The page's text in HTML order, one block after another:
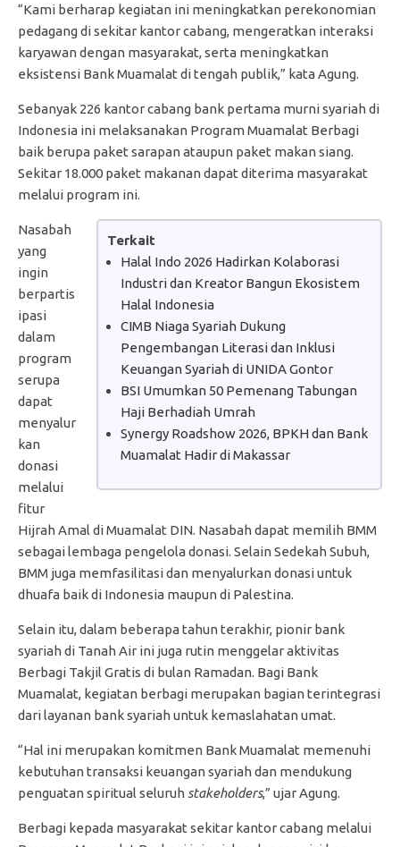
“Kami berharap kegiatan ini meningkatkan perekonomian
pedagang di sekitar kantor cabang, mengeratkan interaksi
karyawan dengan masyarakat, serta meningkatkan
eksistensi Bank Muamalat di tengah publik,” kata Agung.
Sebanyak 226 kantor cabang bank pertama murni syariah di
Indonesia ini melaksanakan Program Muamalat Berbagi
baik berupa paket sarapan ataupun paket makan siang.
Sekitar 18.000 paket makanan dapat diterima masyarakat
melalui program ini.
Terkait
Halal Indo 2026 Hadirkan Kolaborasi
Industri dan Kreator Bangun Ekosistem
Halal Indonesia
CIMB Niaga Syariah Dukung
Pengembangan Literasi dan Inklusi
Keuangan Syariah di UNIDA Gontor
BSI Umumkan 50 Pemenang Tabungan
Haji Berhadiah Umrah
Synergy Roadshow 2026, BPKH dan Bank
Muamalat Hadir di Makassar
Nasabah
yang
ingin
berpartis
ipasi
dalam
program
serupa
dapat
menyalur
kan
donasi
melalui
fitur
Hijrah Amal di Muamalat DIN. Nasabah dapat memilih BMM
sebagai lembaga pengelola donasi. Selain Sedekah Subuh,
BMM juga memfasilitasi dan menyalurkan donasi untuk
dhuafa baik di Indonesia maupun di Palestina.
Selain itu, dalam beberapa tahun terakhir, pionir bank
syariah di Tanah Air ini juga rutin menggelar aktivitas
Berbagi Takjil Gratis di bulan Ramadan. Bagi Bank
Muamalat, kegiatan berbagi merupakan bagian terintegrasi
dari layanan bank syariah untuk kemaslahatan umat.
“Hal ini merupakan komitmen Bank Muamalat memenuhi
kebutuhan transaksi keuangan syariah dan mendukung
penguatan spiritual seluruh stakeholders,” ujar Agung.
Berbagi kepada masyarakat sekitar kantor cabang melalui